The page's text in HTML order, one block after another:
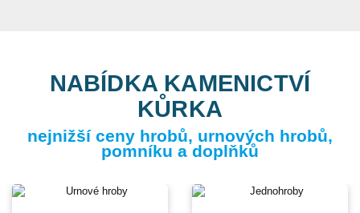
NABÍDKA KAMENICTVÍ
KŮRKA
nejnižší ceny hrobů, urnových hrobů,
pomníku a doplňků